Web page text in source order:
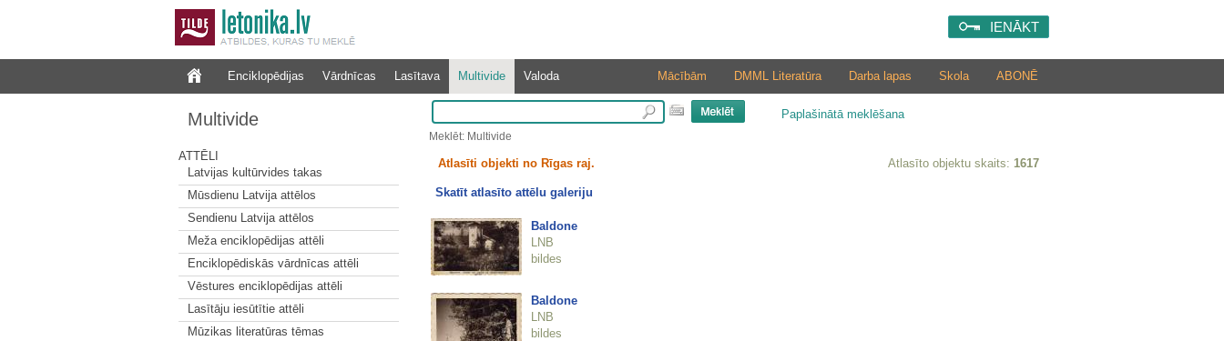
IENĀKT
Enciklopēdijas Vārdnīcas Lasītava Multivide Valoda ABONĒ
Skola
Darba lapas
DMML Literatūra
Mācībām
Multivide
ATTĒLI
Latvijas kultūrvides takas
Mūsdienu Latvija attēlos
Sendienu Latvija attēlos
Meža enciklopēdijas attēli
Enciklopēdiskās vārdnīcas attēli
Vēstures enciklopēdijas attēli
Lasītāju iesūtītie attēli
Mūzikas literatūras tēmas
Paplašinātā meklēšana
Meklēt: Multivide
Atlasīti objekti no Rīgas raj. Atlasīto objektu skaits: 1617
Skatīt atlasīto attēlu galeriju
Baldone
LNB
bildes
Baldone
LNB
bildes